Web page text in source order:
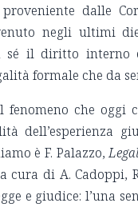
dalle
negli ultimi
sé il diritto interno
formale che da
fenomeno che oggi
dell’esperienza
è F. Palazzo,
cura di A. Cadoppi,
e giudice: l’una